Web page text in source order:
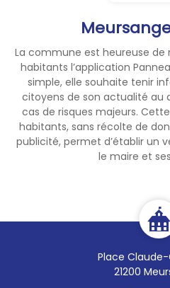
La commune est heureuse de
habitants l’application
simple, elle souhaite tenir
citoyens de son actualité au
cas de risques majeurs.
habitants, sans récolte de
publicité, permet d’établir un
le maire et
Place
21200